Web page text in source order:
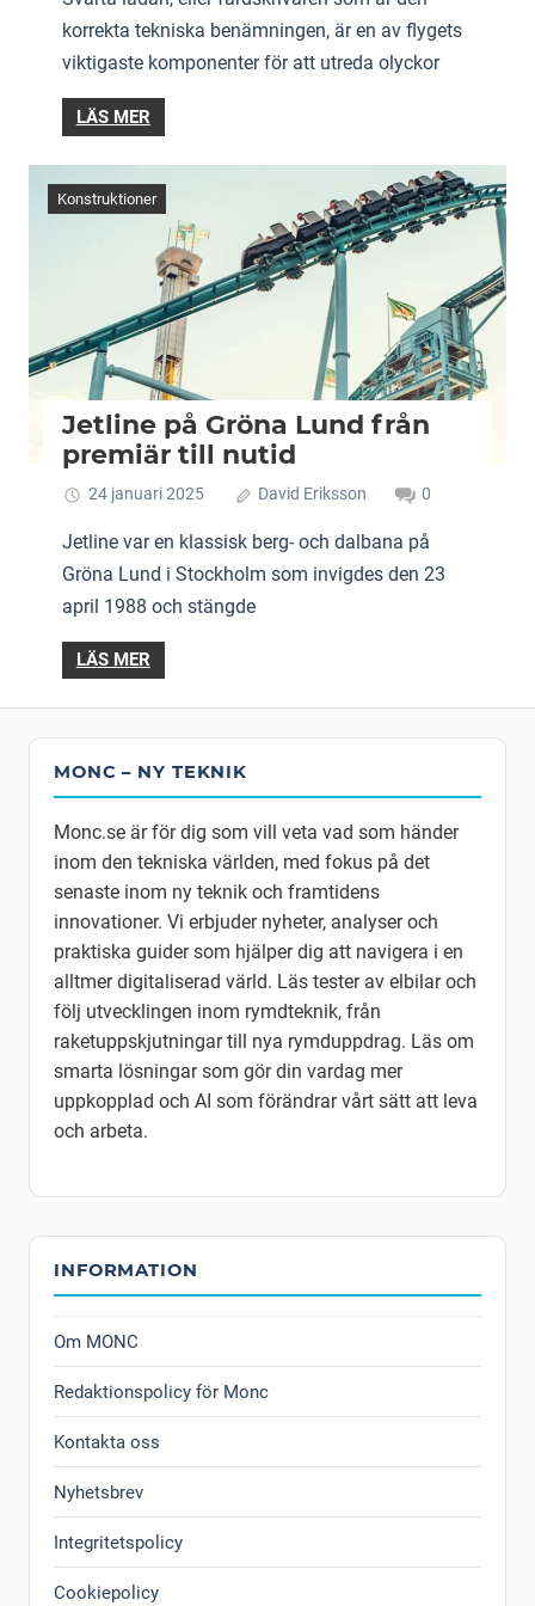
korrekta tekniska benämningen, är en av flygets
viktigaste komponenter för att utreda olyckor
LÄS MER
Konstruktioner
Jetline på Gröna Lund från
premiär till nutid
24 januari 2025 David Eriksson 0
Jetline var en klassisk berg- och dalbana på
Gröna Lund i Stockholm som invigdes den 23
april 1988 och stängde
LÄS MER
MONC – NY TEKNIK
Monc.se är för dig som vill veta vad som händer
inom den tekniska världen, med fokus på det
senaste inom ny teknik och framtidens
innovationer. Vi erbjuder nyheter, analyser och
praktiska guider som hjälper dig att navigera i en
alltmer digitaliserad värld. Läs tester av elbilar och
följ utvecklingen inom rymdteknik, från
raketuppskjutningar till nya rymduppdrag. Läs om
smarta lösningar som gör din vardag mer
uppkopplad och AI som förändrar vårt sätt att leva
och arbeta.
INFORMATION
Om MONC
Redaktionspolicy för Monc
Kontakta oss
Nyhetsbrev
Integritetspolicy
Cookiepolicy